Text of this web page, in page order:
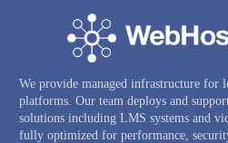
We provide managed infrastructure for
platforms. Our team deploys and
solutions including LMS systems and
fully optimized for performance,